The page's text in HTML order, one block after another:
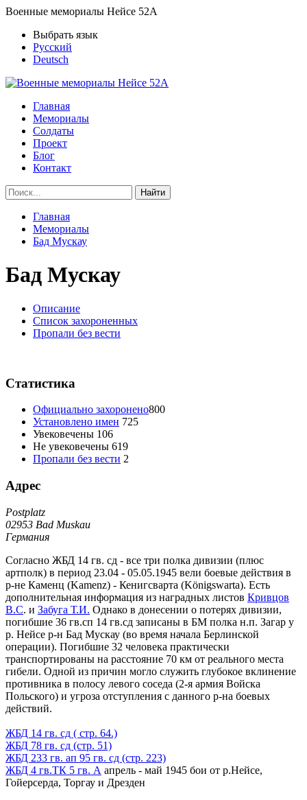
Военные мемориалы Нейсе 52А
Выбрать язык
Русский
Deutsch
Главная
Мемориалы
Солдаты
Проект
Блог
Контакт
Найти
Главная
Мемориалы
Бад Мускау
Бад Мускау
Oписание
Список захороненных
Пропали без вести
Статистика
Официально захоронено800
Установлено имен 725
Увековечены 106
Не увековечены 619
Пропали без вести 2
Адрес
Postplatz
02953 Bad Muskau
Германия
Согласно ЖБД 14 гв. сд - все три полка дивизии (плюс
артполк) в период 23.04 - 05.05.1945 вели боевые действия в
р-не Каменц (Kamenz) - Кенигсварта (Königswarta). Есть
дополнительная информация из наградных листов Кривцов
В.С. и Забуга Т.И. Однако в донесении о потерях дивизии,
погибшие 36 гв.сп 14 гв.сд записаны в БМ полка н.п. Загар у
р. Нейсе р-н Бад Мускау (во время начала Берлинской
операции). Погибшие 32 человека практически
транспортированы на расстояние 70 км от реального места
гибели. Одной из причин могло служить глубокое вклинение
противника в полосу левого соседа (2-я армия Войска
Польского) и угроза отступления с данного р-на боевых
действий.
ЖБД 14 гв. сд ( стр. 64.)
ЖБД 78 гв. сд (стр. 51)
ЖБД 233 гв. ап 95 гв. сд (стр. 223)
ЖБД 4 гв.ТК 5 гв. А апрель - май 1945 бои от р.Нейсе,
Гойерсерда, Торгау и Дрезден